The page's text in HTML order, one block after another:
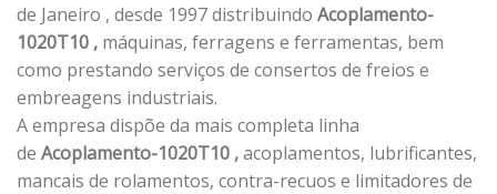
de Janeiro , desde 1997 distribuindo Acoplamento-
1020T10 , máquinas, ferragens e ferramentas, bem
como prestando serviços de consertos de freios e
embreagens industriais.
A empresa dispõe da mais completa linha
de Acoplamento-1020T10 ,acoplamentos, lubrificantes,
mancais de rolamentos, contra-recuos e limitadores de